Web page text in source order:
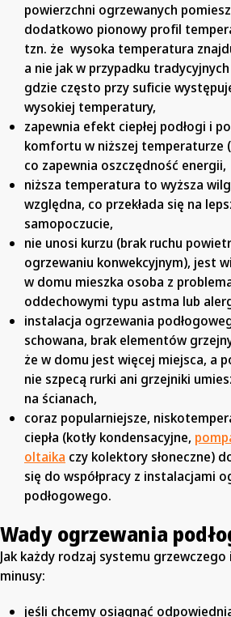
powierzchni ogrzewanych
dodatkowo pionowy profil
tzn. że wysoka temperatura
a nie jak w przypadku
gdzie często przy suficie
wysokiej temperatury,
zapewnia efekt ciepłej podłogi i
komfortu w niższej temperaturze
co zapewnia oszczędność energii,
niższa temperatura to wyższa
względna, co przekłada się na
samopoczucie,
nie unosi kurzu (brak ruchu
ogrzewaniu konwekcyjnym), jest
w domu mieszka osoba z
oddechowymi typu astma lub
instalacja ogrzewania
schowana, brak elementów
że w domu jest więcej miejsca, a
nie szpecą rurki ani grzejniki
na ścianach,
coraz popularniejsze,
ciepła (kotły kondensacyjne,
oltaika czy kolektory słoneczne)
się do współpracy z instalacjami
podłogowego.
Wady ogrzewania
Jak każdy rodzaj systemu
minusy:
jeśli chcemy osiągnąć